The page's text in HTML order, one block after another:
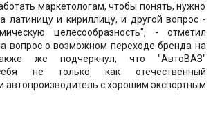
маркетологам, чтобы понять, нужно
латиницу и кириллицу, и другой вопрос -
целесообразность", - отметил
вопрос о возможном переходе бренда на
же подчеркнул, что "АвтоВАЗ"
не только как отечественный
автопроизводитель с хорошим экспортным